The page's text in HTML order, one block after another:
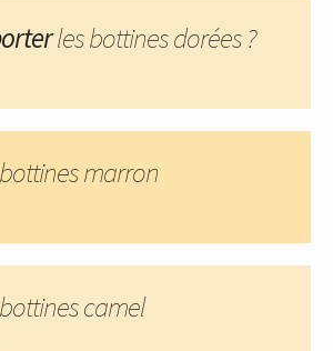
les bottines dorées ?
bottines marron
bottines camel